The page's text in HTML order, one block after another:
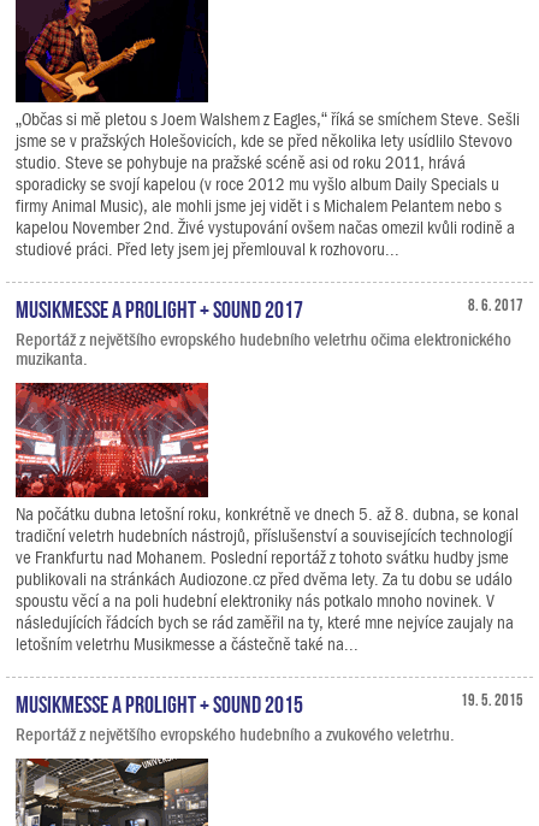
„Občas si mě pletou s Joem Walshem z Eagles,“ říká se smíchem Steve. Sešli
jsme se v pražských Holešovicích, kde se před několika lety usídlilo Stevovo
studio. Steve se pohybuje na pražské scéně asi od roku 2011, hrává
sporadicky se svojí kapelou (v roce 2012 mu vyšlo album Daily Specials u
firmy Animal Music), ale mohli jsme jej vidět i s Michalem Pelantem nebo s
kapelou November 2nd. Živé vystupování ovšem načas omezil kvůli rodině a
studiové práci. Před lety jsem jej přemlouval k rozhovoru...
8. 6. 2017
Musikmesse a Prolight + Sound 2017
Reportáž z největšího evropského hudebního veletrhu očima elektronického
muzikanta.
Na počátku dubna letošní roku, konkrétně ve dnech 5. až 8. dubna, se konal
tradiční veletrh hudebních nástrojů, příslušenství a souvisejících technologií
ve Frankfurtu nad Mohanem. Poslední reportáž z tohoto svátku hudby jsme
publikovali na stránkách Audiozone.cz před dvěma lety. Za tu dobu se událo
spoustu věcí a na poli hudební elektroniky nás potkalo mnoho novinek. V
následujících řádcích bych se rád zaměřil na ty, které mne nejvíce zaujaly na
letošním veletrhu Musikmesse a částečně také na...
19. 5. 2015
Musikmesse a Prolight + Sound 2015
Reportáž z největšího evropského hudebního a zvukového veletrhu.